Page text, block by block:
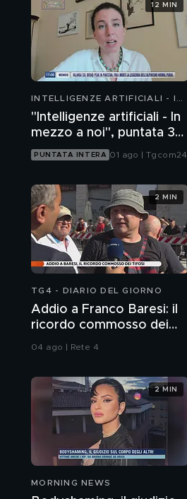
INTELLIGENZE ARTIFICIALI - IN
"Intelligenze artificiali - In
mezzo a noi", puntata 36:
chatbot emotivi e minori
PUNTATA INTERA 01 ago | Tgcom24
12 MIN
TG4 - DIARIO DEL GIORNO
Addio a Franco Baresi: il
ricordo commosso dei
04 ago | Rete 4
2 MIN
MORNING NEWS
2 MIN